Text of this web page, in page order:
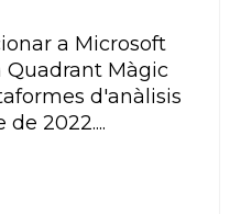
a Microsoft
Màgic
d'anàlisis
de 2022....